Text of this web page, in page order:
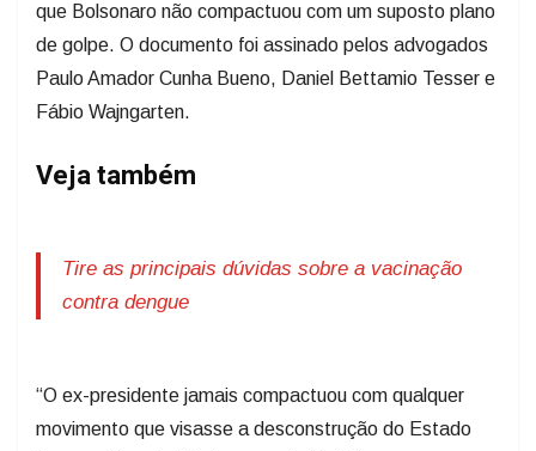
que Bolsonaro não compactuou com um suposto plano
de golpe. O documento foi assinado pelos advogados
Paulo Amador Cunha Bueno, Daniel Bettamio Tesser e
Fábio Wajngarten.
Veja também
Tire as principais dúvidas sobre a vacinação
contra dengue
“O ex-presidente jamais compactuou com qualquer
movimento que visasse a desconstrução do Estado